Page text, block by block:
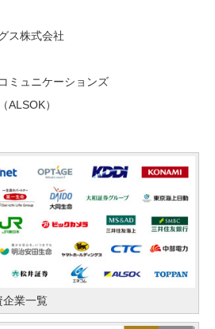
ス株式会社
ミュニケーションズ
ALSOK）
企業一覧